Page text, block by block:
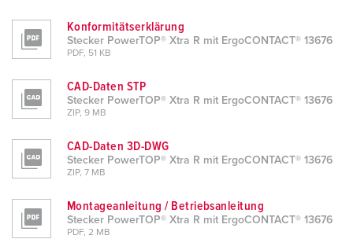
Konformitätserklärung
Stecker PowerTOP® Xtra R mit ErgoCONTACT® 13676
PDF, 51 KB
CAD-Daten STP
Stecker PowerTOP® Xtra R mit ErgoCONTACT® 13676
ZIP, 9 MB
CAD-Daten 3D-DWG
Stecker PowerTOP® Xtra R mit ErgoCONTACT® 13676
ZIP, 7 MB
Montageanleitung / Betriebsanleitung
Stecker PowerTOP® Xtra R mit ErgoCONTACT® 13676
PDF, 2 MB